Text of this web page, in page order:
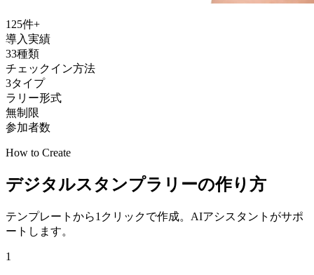
125件+
導入実績
33種類
チェックイン方法
3タイプ
ラリー形式
無制限
参加者数
How to Create
デジタルスタンプラリーの作り方
テンプレートから1クリックで作成。AIアシスタントがサポ
ートします。
1